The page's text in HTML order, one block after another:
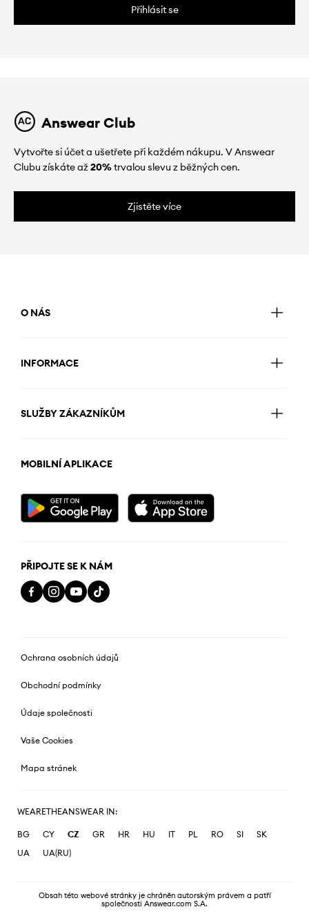
Přihlásit se
Answear Club
Vytvořte si účet a ušetřete při každém nákupu. V Answear
Clubu získáte až20%trvalou slevu z běžných cen.
Zjistěte více
O NÁS
INFORMACE
SLUŽBY ZÁKAZNÍKŮM
MOBILNÍ APLIKACE
PŘIPOJTE SE K NÁM
Ochrana osobních údajů
Obchodní podmínky
Údaje společnosti
Vaše Cookies
Mapa stránek
WEARETHEANSWEAR IN:
BG CY CZ GR HR HU IT PL RO SI
SK
UA
UA(RU)
Obsah této webové stránky je chráněn autorským právem a patří
společnosti Answear.com S.A.